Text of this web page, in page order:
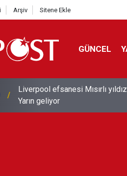
Arşiv Sitene Ekle
GÜNCEL
Liverpool efsanesi Mısırlı
Yarın geliyor